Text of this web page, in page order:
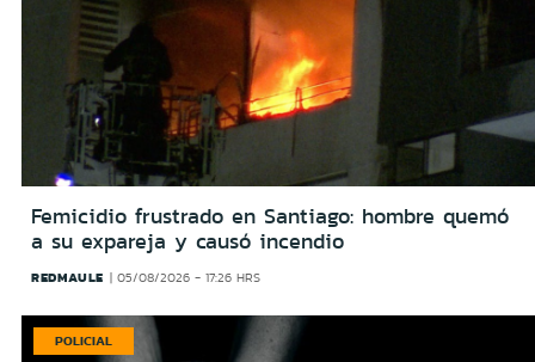
Femicidio frustrado en Santiago: hombre quemó
a su expareja y causó incendio
REDMAULE 05/08/2026 - 17:26 HRS
POLICIAL